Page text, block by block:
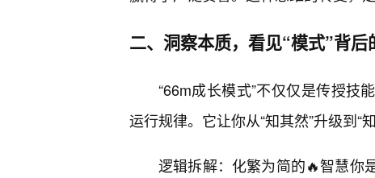
二、洞察本质，看见“模式”背后
“66m成长模式”不仅仅是传授技
运行规律。它让你从“知其然”升级到“
逻辑拆解：化繁为简的🔥智慧你